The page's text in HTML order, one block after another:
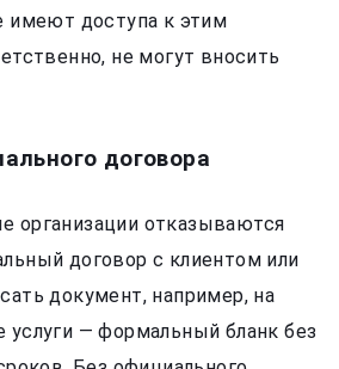
имеют доступа к этим
не могут вносить
договора
организации отказываются
договор с клиентом или
документ, например, на
услуги — формальный бланк без